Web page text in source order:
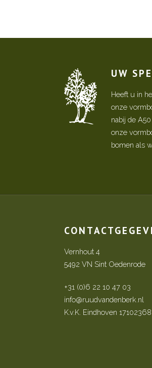
UW
Heeft u in
onze
nabij de
onze
bomen als
Vernhout 4
5492 VN Sint Oedenrode
+31 (0)6 22 10 47 03
info@ruudvandenberk.nl
K.v.K. Eindhoven 17102368